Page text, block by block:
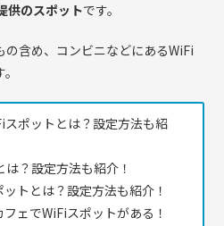
供のスポットです。
の含め、コンビニなどにあるWiFi
スポットとは？設定方法も紹
？設定方法も紹介！
トとは？設定方法も紹介！
ェでWiFiスポットがある！